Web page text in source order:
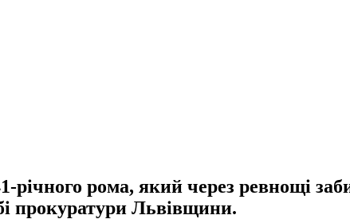
річного рома, який через ревнощі
прокуратури Львівщини.